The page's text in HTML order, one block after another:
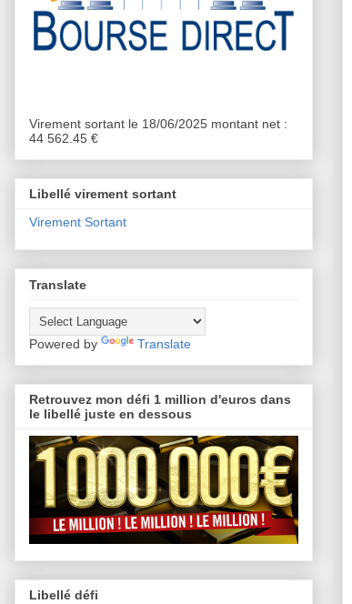
Virement sortant le 18/06/2025 montant net :
44 562.45 €
Libellé virement sortant
Virement Sortant
Translate
Powered by Translate
Retrouvez mon défi 1 million d'euros dans
le libellé juste en dessous
Libellé défi